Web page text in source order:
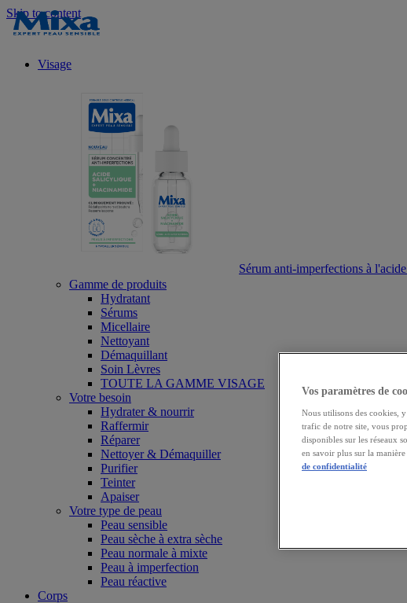
Skip to content
Visage
Sérum anti-imperfections à
Gamme de produits
Hydratant
Sérums
Micellaire
Nettoyant
Démaquillant
Soin Lèvres
TOUTE LA GAMME VISAGE
Votre besoin
Hydrater & nourrir
Raffermir
Réparer
Nettoyer & Démaquiller
Purifier
Teinter
Apaiser
Votre type de peau
Peau sensible
Peau sèche à extra sèche
Peau normale à mixte
Peau à imperfection
Peau réactive
Corps
Vos paramètres de
Nous utilisons des cookies,
trafic de notre site, vous
disponibles sur les réseaux
en savoir plus sur la
de confidentialité